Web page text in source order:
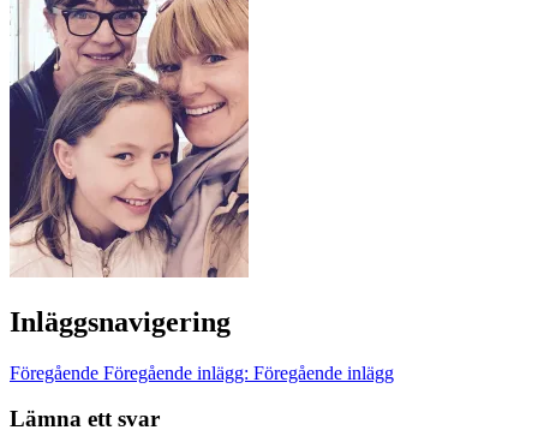
Inläggsnavigering
Föregående Föregående inlägg: Föregående inlägg
Lämna ett svar